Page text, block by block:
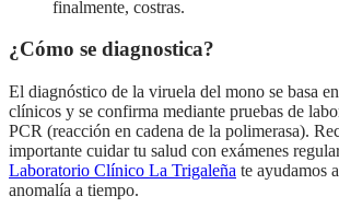
finalmente, costras.
¿Cómo se diagnostica?
El diagnóstico de la viruela del mono se basa
clínicos y se confirma mediante pruebas de
PCR (reacción en cadena de la polimerasa).
importante cuidar tu salud con exámenes
Laboratorio Clínico La Trigaleña te ayudamos
anomalía a tiempo.